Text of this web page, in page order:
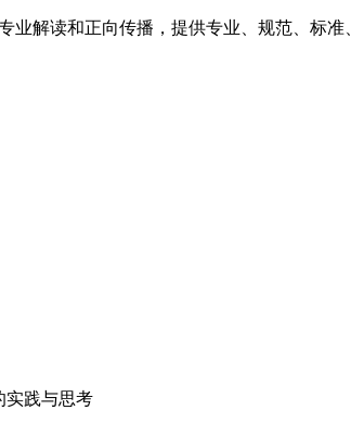
业解读和正向传播，提供专业、规范、标
践与思考